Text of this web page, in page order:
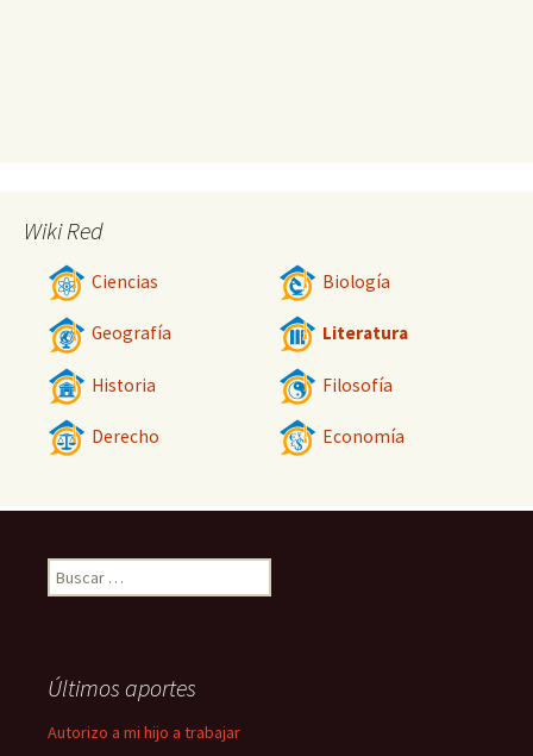
Wiki Red
Ciencias Biología
Geografía Literatura
Historia Filosofía
Derecho Economía
Buscar:
Últimos aportes
Autorizo a mi hijo a trabajar